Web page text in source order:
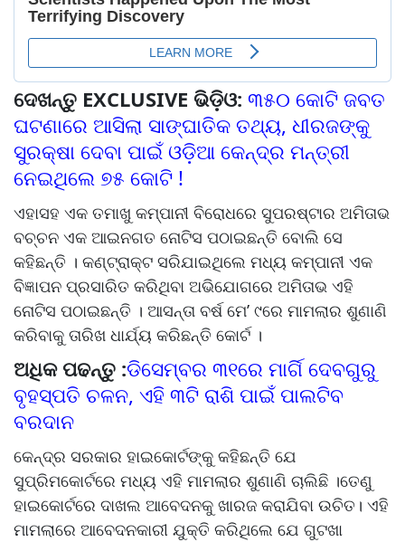
ଦେଖନ୍ତୁ EXCLUSIVE ଭିଡ଼ିଓ: ୩୫୦ କୋଟି ଜବତ
ଘଟଣାରେ ଆସିଲା ସାଙ୍ଘାତିକ ତଥ୍ୟ, ଧୀରଜଙ୍କୁ
ସୁରକ୍ଷା ଦେବା ପାଇଁ ଓଡ଼ିଆ କେନ୍ଦ୍ର ମନ୍ତ୍ରୀ
ନେଇଥିଲେ ୭୫ କୋଟି !
ଏହାସହ ଏକ ତମାଖୁ କମ୍ପାନୀ ବିରୋଧରେ ସୁପରଷ୍ଟାର ଅମିତାଭ
ବଚ୍ଚନ ଏକ ଆଇନଗତ ନୋଟିସ ପଠାଇଛନ୍ତି ବୋଲି ସେ
କହିଛନ୍ତି । କଣ୍ଟ୍ରାକ୍ଟ ସରିଯାଇଥିଲେ ମଧ୍ୟ କମ୍ପାନୀ ଏକ
ବିଜ୍ଞାପନ ପ୍ରସାରିତ କରିଥିବା ଅଭିଯୋଗରେ ଅମିତାଭ ଏହି
ନୋଟିସ ପଠାଇଛନ୍ତି । ଆସନ୍ତା ବର୍ଷ ମେ’ ୯ରେ ମାମଲାର ଶୁଣାଣି
କରିବାକୁ ତାରିଖ ଧାର୍ଯ୍ୟ କରିଛନ୍ତି କୋର୍ଟ ।
ଅଧିକ ପଢନ୍ତୁ :ଡିସେମ୍ବର ୩୧ରେ ମାର୍ଗି ଦେବଗୁରୁ
ବୃହସ୍ପତି ଚଳନ, ଏହି ୩ଟି ରାଶି ପାଇଁ ପାଲଟିବ
ବରଦାନ
କେନ୍ଦ୍ର ସରକାର ହାଇକୋର୍ଟଙ୍କୁ କହିଛନ୍ତି ଯେ
ସୁପ୍ରିମକୋର୍ଟରେ ମଧ୍ୟ ଏହି ମାମଲାର ଶୁଣାଣି ଚାଲିଛି ।ତେଣୁ
ହାଇକୋର୍ଟରେ ଦାଖଲ ଆବେଦନକୁ ଖାରଜ କରାଯିବା ଉଚିତ। ଏହି
ମାମଲାରେ ଆବେଦନକାରୀ ଯୁକ୍ତି କରିଥିଲେ ଯେ ଗୁଟଖା